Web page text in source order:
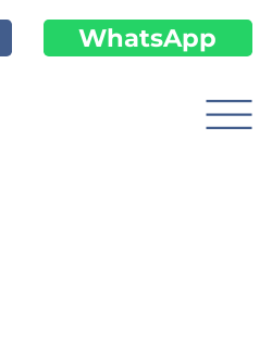
WhatsApp